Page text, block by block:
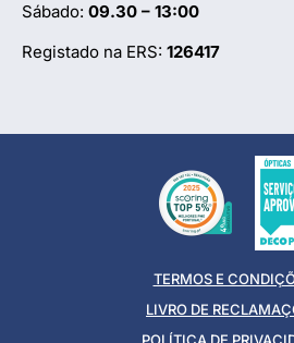
Sábado: 09.30 – 13:00
Registado na ERS: 126417
TERMOS E
LIVRO DE
POLÍTICA DE